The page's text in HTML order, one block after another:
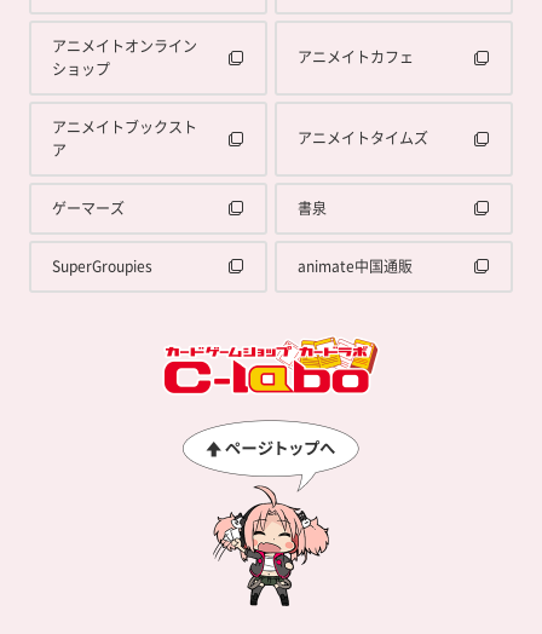
アニメイトオンライン
ショップ
アニメイトカフェ
アニメイトブックスト
ア
アニメイトタイムズ
ゲーマーズ 書泉
SuperGroupies animate中国通販